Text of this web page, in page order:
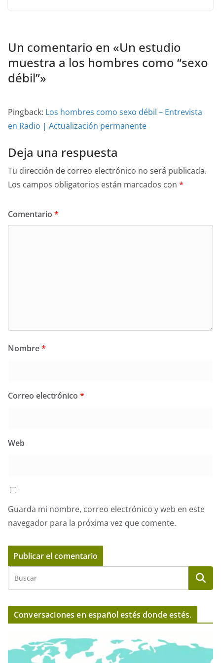
Un comentario en «Un estudio
muestra a los hombres como “sexo
débil”»
Pingback: Los hombres como sexo débil – Entrevista
en Radio | Actualización permanente
Deja una respuesta
Tu dirección de correo electrónico no será publicada.
Los campos obligatorios están marcados con *
Comentario *
Nombre*
Correo electrónico *
Web
Guarda mi nombre, correo electrónico y web en este
navegador para la próxima vez que comente.
Conversaciones en español estés donde estés.
e